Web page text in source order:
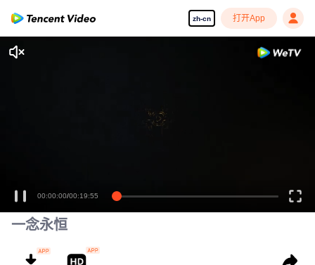
zh-cn 打开App
00:00:00/00:19:55
一念永恒